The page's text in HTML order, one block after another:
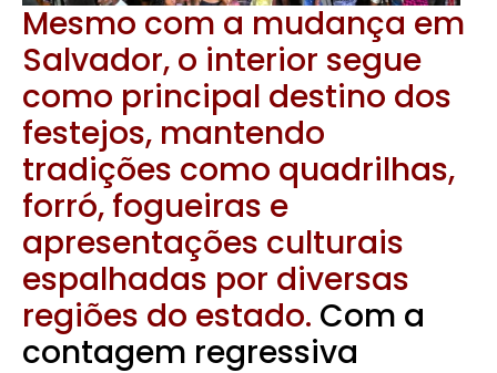
Mesmo com a mudança em
Salvador, o interior segue
como principal destino dos
festejos, mantendo
tradições como quadrilhas,
forró, fogueiras e
apresentações culturais
espalhadas por diversas
regiões do estado. Com a
contagem regressiva